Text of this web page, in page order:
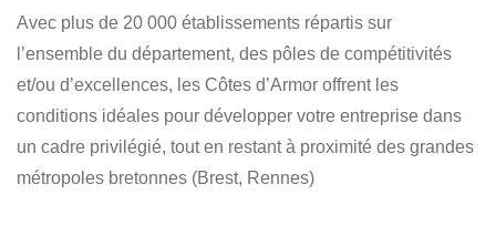
Avec plus de 20 000 établissements répartis sur
l’ensemble du département, des pôles de compétitivités
et/ou d’excellences, les Côtes d’Armor offrent les
conditions idéales pour développer votre entreprise dans
un cadre privilégié, tout en restant à proximité des grandes
métropoles bretonnes (Brest, Rennes)